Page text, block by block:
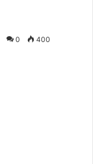
0 400